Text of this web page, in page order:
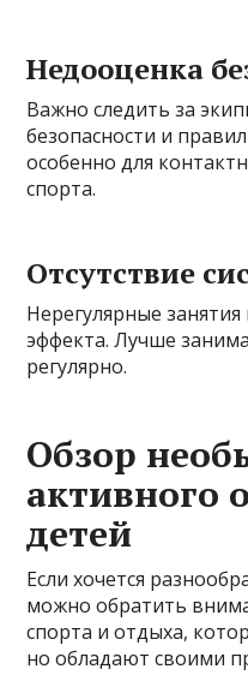
Недооценка
Важно следить за
безопасности и
особенно для
спорта.
Отсутствие
Нерегулярные
эффекта. Лучше
регулярно.
Обзор
активного
детей
Если хочется
можно обратить
спорта и отдыха,
но обладают своими